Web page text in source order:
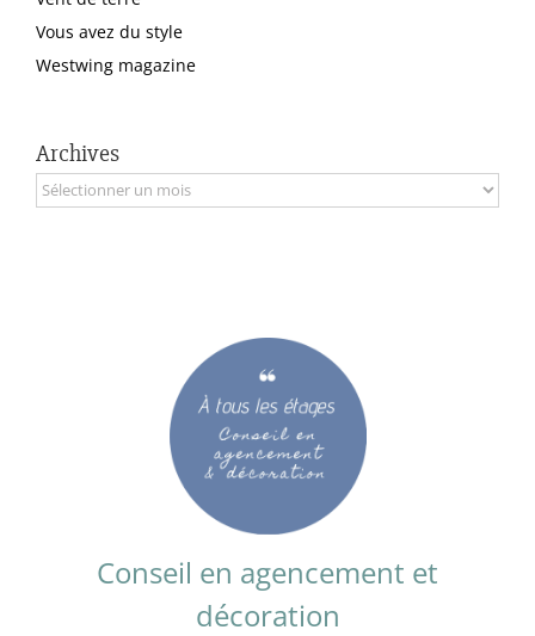
Vous avez du style
Westwing magazine
Archives
Archives
Conseil en agencement et
décoration